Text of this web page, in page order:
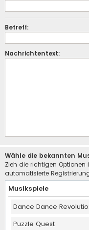
Betreff:
Nachrichtentext:
Wähle die bekannten
Zieh die richtigen Optionen
automatisierte
Musikspiele
Dance Dance
Puzzle Quest